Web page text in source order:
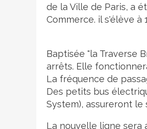
de la Ville de Paris, a
Commerce. il s'élève à
Baptisée "la Traverse
arrêts. Elle
La fréquence de
Des petits bus
System), assureront le
La nouvelle ligne sera